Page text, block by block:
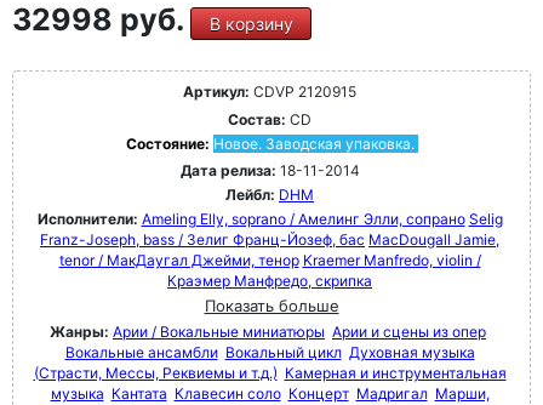
32998 руб. В корзину
Артикул: CDVP 2120915
Состав: CD
Состояние: Новое. Заводская упаковка.
Дата релиза: 18-11-2014
Лейбл: DHM
Исполнители: Ameling Elly, soprano / Амелинг Элли, сопрано Selig
Franz-Joseph, bass / Зелиг Франц-Йозеф, бас MacDougall Jamie,
tenor / МакДаугал Джейми, тенор Kraemer Manfredo, violin /
Краэмер Манфредо, скрипка
Показать больше
Жанры: Арии / Вокальные миниатюры Арии и сцены из опер
Вокальные ансамбли Вокальный цикл Духовная музыка
(Страсти, Мессы, Реквиемы и т.д.) Камерная и инструментальная
музыка Кантата Клавесин соло Концерт Мадригал Марши,